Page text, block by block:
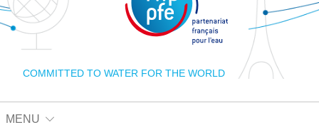
COMMITTED TO WATER FOR THE WORLD
MENU